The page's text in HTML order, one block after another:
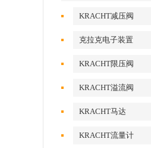
KRACHT减压阀
克拉克电子装置
KRACHT限压阀
KRACHT溢流阀
KRACHT马达
KRACHT流量计